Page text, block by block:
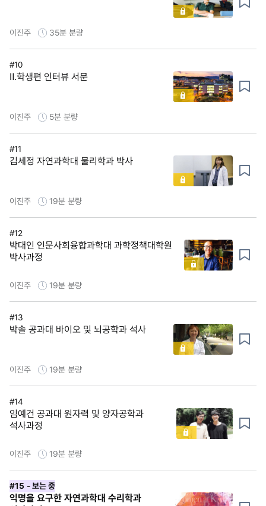
이진주 35분 분량
#10
Ⅱ.학생편 인터뷰 서문
이진주 5분 분량
#11
김세정 자연과학대 물리학과 박사
이진주 19분 분량
#12
박대인 인문사회융합과학대 과학정책대학원
박사과정
이진주 19분 분량
#13
박솔 공과대 바이오 및 뇌공학과 석사
이진주 19분 분량
#14
임예건 공과대 원자력 및 양자공학과
석사과정
이진주 19분 분량
#15 - 보는 중
익명을 요구한 자연과학대 수리학과